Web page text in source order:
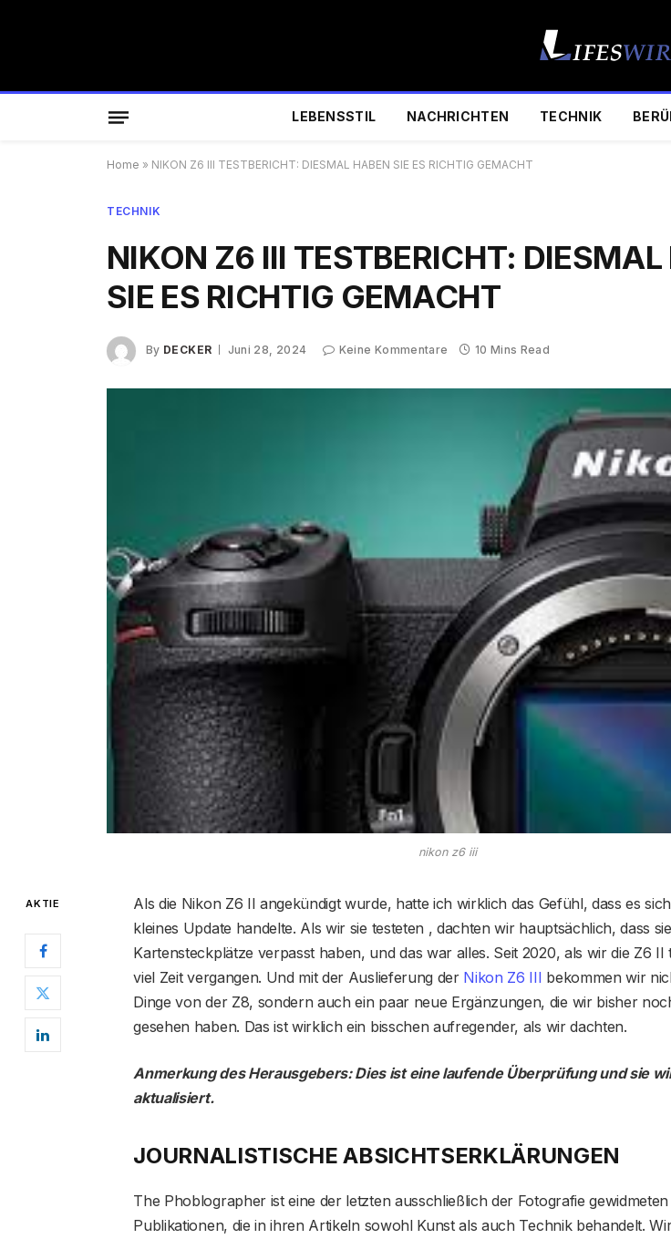
LEBENSSTIL NACHRICHTEN TECHNIK
Home » NIKON Z6 III TESTBERICHT: DIESMAL HABEN SIE ES RICHTIG GEMACHT
TECHNIK
NIKON Z6 III TESTBERICHT: DIESMAL
SIE ES RICHTIG GEMACHT
By DECKER Juni 28, 2024 Keine Kommentare 10 Mins Read
nikon z6 iii
AKTIE
Als die Nikon Z6 II angekündigt wurde, hatte ich wirklich das Gefühl, dass es
kleines Update handelte. Als wir sie testeten , dachten wir hauptsächlich, dass
Kartensteckplätze verpasst haben, und das war alles. Seit 2020, als wir die Z6 II
viel Zeit vergangen. Und mit der Auslieferung der Nikon Z6 III bekommen wir
Dinge von der Z8, sondern auch ein paar neue Ergänzungen, die wir bisher
gesehen haben. Das ist wirklich ein bisschen aufregender, als wir dachten.
Anmerkung des Herausgebers: Dies ist eine laufende Überprüfung und sie
aktualisiert.
JOURNALISTISCHE ABSICHTSERKLÄRUNGEN
The Phoblographer ist eine der letzten ausschließlich der Fotografie gewidmeten
Publikationen, die in ihren Artikeln sowohl Kunst als auch Technik behandelt.